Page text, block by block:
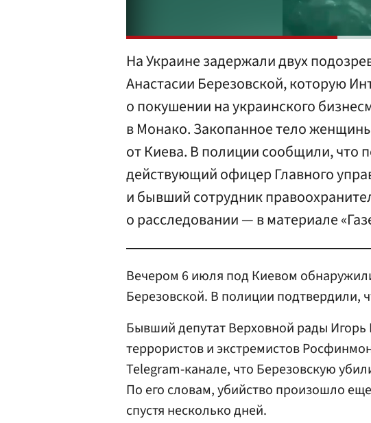
На Украине задержали двух
Анастасии Березовской, которую
о покушении на украинского
в Монако. Закопанное тело
от Киева. В полиции сообщили, что
действующий офицер Главного
и бывший сотрудник
о расследовании — в материале
Вечером 6 июля под Киевом
Березовской. В полиции подтвердили,
Бывший депутат Верховной рады
террористов и экстремистов
Telegram-канале, что Березовскую
По его словам, убийство произошло
спустя несколько дней.